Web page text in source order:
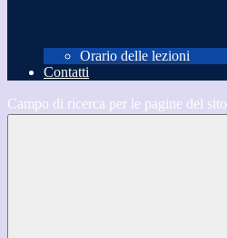
Orario delle lezioni
Contatti
Campo di ricerca per le pagine del sito